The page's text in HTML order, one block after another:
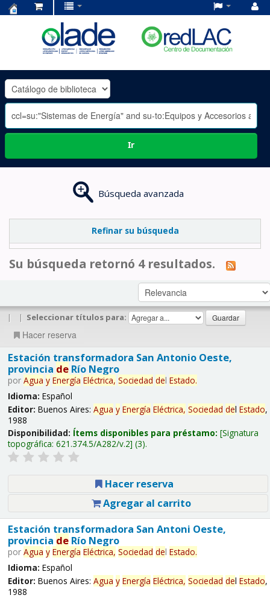
OLADE
-
Ir
Búsqueda avanzada
Refinar su búsqueda
Su búsqueda retornó 4 resultados.
| | Seleccionar títulos para:
Hacer reserva
Estación transformadora San Antonio Oeste,
provincia deRío Negro
por Agua y Energía Eléctrica, Sociedad del Estado.
Idioma: Español
Editor: Buenos Aires: Agua y Energía Eléctrica, Sociedad del Estado,
1988
Disponibilidad: Ítems disponibles para préstamo: Signatura
topográfica: 621.374.5/A282/v.2 (3).
Hacer reserva
Agregar al carrito
Estación transformadora San Antoni Oeste,
provincia deRío Negro
por Agua y Energía Eléctrica, Sociedad del Estado.
Idioma: Español
Editor: Buenos Aires: Agua y Energía Eléctrica, Sociedad del Estado,
1988